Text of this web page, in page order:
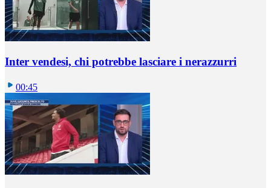
Inter vendesi, chi potrebbe lasciare i nerazzurri
00:45